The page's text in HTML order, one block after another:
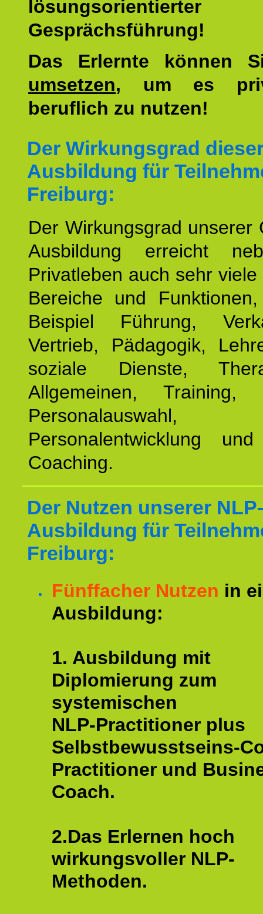
lösungsorientierter
Gesprächsführung!
Das Erlernte können
umsetzen, um es
beruflich zu nutzen!
Der Wirkungsgrad
Ausbildung für
Freiburg:
Der Wirkungsgrad unserer
Ausbildung erreicht
Privatleben auch sehr
Bereiche und
Beispiel Führung,
Vertrieb, Pädagogik,
soziale Dienste,
Allgemeinen, Training,
Personalauswahl,
Personalentwicklung
Coaching.
Der Nutzen unserer
Ausbildung für
Freiburg:
Fünffacher Nutzen in
Ausbildung:
1. Ausbildung mit
Diplomierung zum
systemischen
NLP-Practitioner plus
Selbstbewusstseins-
Practitioner und
Coach.
2.Das Erlernen hoch
wirkungsvoller NLP-
Methoden.